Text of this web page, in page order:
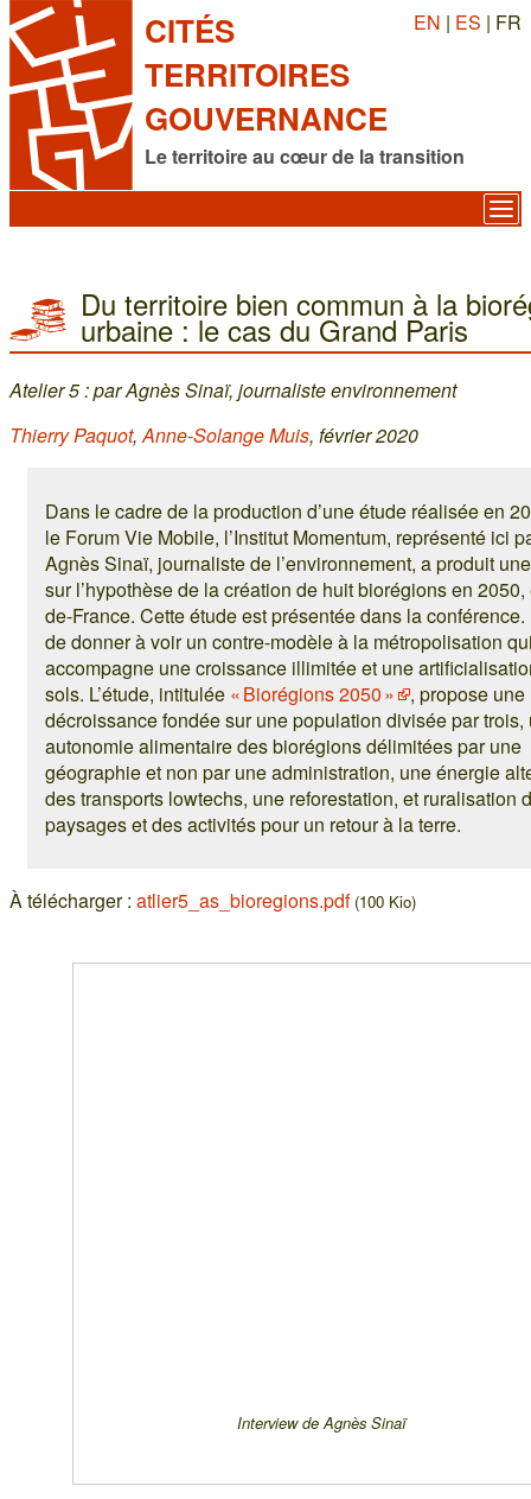
CITÉS
TERRITOIRES
GOUVERNANCE
Le territoire au cœur de la transition
EN | ES | FR
Du territoire bien commun à la
urbaine : le cas du Grand Paris
Atelier 5 : par Agnès Sinaï, journaliste environnement
Thierry Paquot,Anne-Solange Muis, février 2020
Dans le cadre de la production d’une étude réalisée en
le Forum Vie Mobile, l’Institut Momentum, représenté ici
Agnès Sinaï, journaliste de l’environnement, a produit
sur l’hypothèse de la création de huit biorégions en 2050,
de-France. Cette étude est présentée dans la conférence.
de donner à voir un contre-modèle à la métropolisation
accompagne une croissance illimitée et une
sols. L’étude, intitulée « Biorégions 2050 »
, propose une
décroissance fondée sur une population divisée par trois,
autonomie alimentaire des biorégions délimitées par une
géographie et non par une administration, une énergie
des transports lowtechs, une reforestation, et ruralisation
paysages et des activités pour un retour à la terre.
À télécharger : atlier5_as_bioregions.pdf (100 Kio)
Interview de Agnès Sinaï